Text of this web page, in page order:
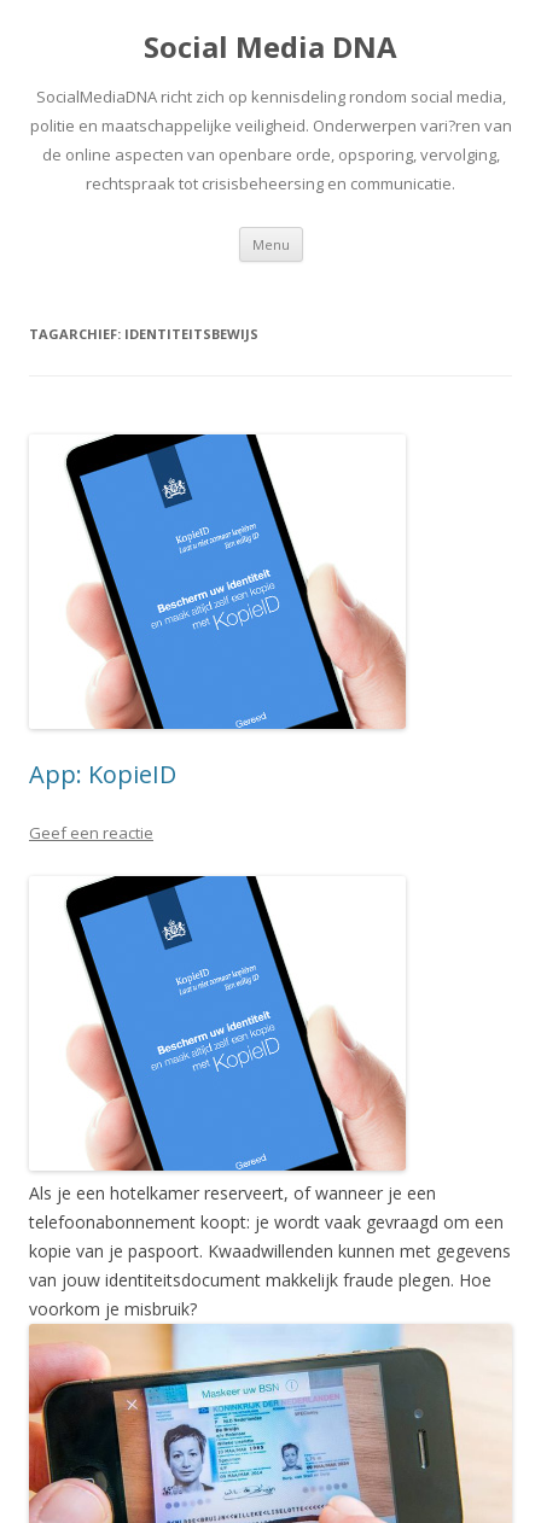
Social Media DNA
SocialMediaDNA richt zich op kennisdeling rondom social media,
politie en maatschappelijke veiligheid. Onderwerpen vari?ren van
de online aspecten van openbare orde, opsporing, vervolging,
rechtspraak tot crisisbeheersing en communicatie.
Menu Spring
inhoud
TAGARCHIEF: IDENTITEITSBEWIJS
App: KopieID
Geef een reactie
Als je een hotelkamer reserveert, of wanneer je een
telefoonabonnement koopt: je wordt vaak gevraagd om een
kopie van je paspoort. Kwaadwillenden kunnen met gegevens
van jouw identiteitsdocument makkelijk fraude plegen. Hoe
voorkom je misbruik?